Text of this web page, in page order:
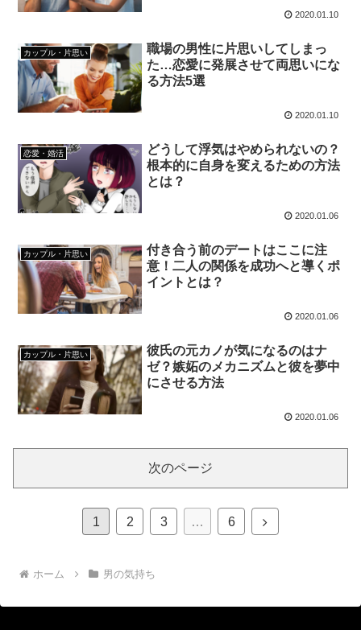
2020.01.10
カップル・片思い
職場の男性に片思いしてしまっ
た…恋愛に発展させて両思いにな
る方法5選
2020.01.10
恋愛・婚活
どうして浮気はやめられないの？
根本的に自身を変えるための方法
とは？
2020.01.06
カップル・片思い
付き合う前のデートはここに注
意！二人の関係を成功へと導くポ
イントとは？
2020.01.06
カップル・片思い
彼氏の元カノが気になるのはナ
ゼ？嫉妬のメカニズムと彼を夢中
にさせる方法
2020.01.06
次のページ
1 2 3 … 6
ホーム 男の気持ち